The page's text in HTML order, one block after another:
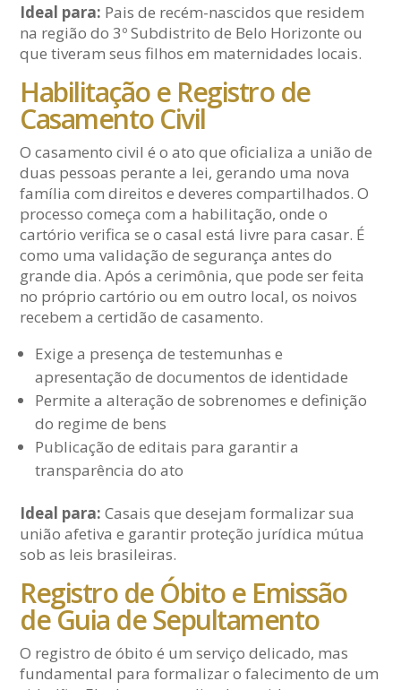
Ideal para: Pais de recém-nascidos que residem
na região do 3º Subdistrito de Belo Horizonte ou
que tiveram seus filhos em maternidades locais.
Habilitação e Registro de
Casamento Civil
O casamento civil é o ato que oficializa a união de
duas pessoas perante a lei, gerando uma nova
família com direitos e deveres compartilhados. O
processo começa com a habilitação, onde o
cartório verifica se o casal está livre para casar. É
como uma validação de segurança antes do
grande dia. Após a cerimônia, que pode ser feita
no próprio cartório ou em outro local, os noivos
recebem a certidão de casamento.
Exige a presença de testemunhas e
apresentação de documentos de identidade
Permite a alteração de sobrenomes e definição
do regime de bens
Publicação de editais para garantir a
transparência do ato
Ideal para: Casais que desejam formalizar sua
união afetiva e garantir proteção jurídica mútua
sob as leis brasileiras.
Registro de Óbito e Emissão
de Guia de Sepultamento
O registro de óbito é um serviço delicado, mas
fundamental para formalizar o falecimento de um